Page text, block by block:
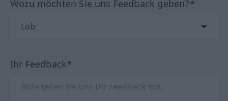
Wozu möchten Sie uns Feedback geben?*
Ihr Feedback*